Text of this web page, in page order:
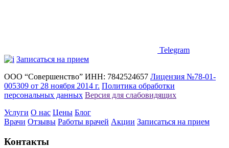
Telegram
Записаться на прием
ООО “Совершенство” ИНН: 7842524657 Лицензия №78-01-
005309 от 28 ноября 2014 г. Политика обработки
персональных данных Версия для слабовидящих
Услуги О нас Цены Блог
Врачи Отзывы Работы врачей Акции Записаться на прием
Контакты